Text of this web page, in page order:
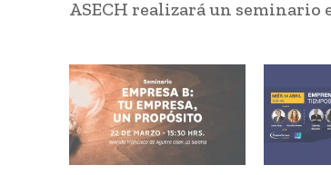
ASECH realizará un seminario